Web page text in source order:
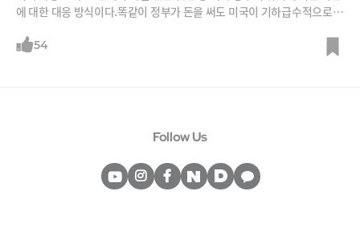
에 대한 대응 방식이다.똑같이 정부가 돈을 써도 미국이 기하급수적으로
유럽은(특히 북유럽) 실업 자체를 최소화하는 정책이다. 일터가 멈추면 미
54
Follow Us